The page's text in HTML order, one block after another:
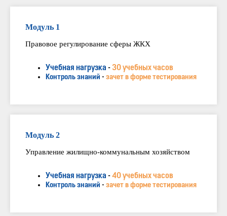
Модуль 1
Правовое регулирование сферы ЖКХ
Учебная нагрузка -30 учебных часов
Контроль знаний - зачет в форме тестирования
Модуль 2
Управление жилищно-коммунальным хозяйством
Учебная нагрузка -40 учебных часов
Контроль знаний - зачет в форме тестирования